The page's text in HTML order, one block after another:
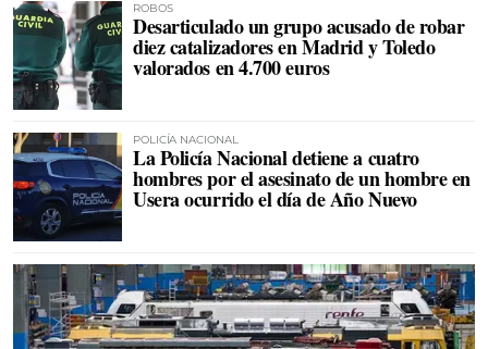
ROBOS
Desarticulado un grupo acusado de robar
diez catalizadores en Madrid y Toledo
valorados en 4.700 euros
POLICÍA NACIONAL
La Policía Nacional detiene a cuatro
hombres por el asesinato de un hombre en
Usera ocurrido el día de Año Nuevo